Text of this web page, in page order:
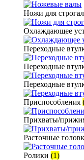
Ножи для
Охлаждающее
Переходные
Переходные
Переходные
Приспособления
Прихваты/
Расточные
Ролики (1)